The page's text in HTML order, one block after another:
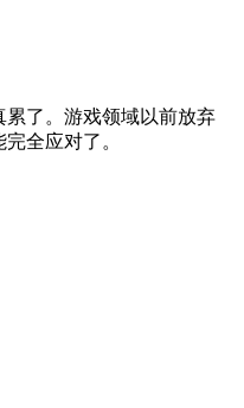
了。游戏领域以前放弃
全应对了。